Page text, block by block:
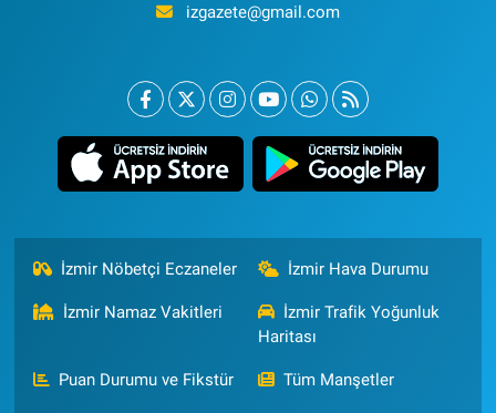
izgazete@gmail.com
İzmir Nöbetçi Eczaneler İzmir Hava Durumu
İzmir Namaz Vakitleri
İzmir Trafik Yoğunluk
Haritası
Puan Durumu ve Fikstür Tüm Manşetler